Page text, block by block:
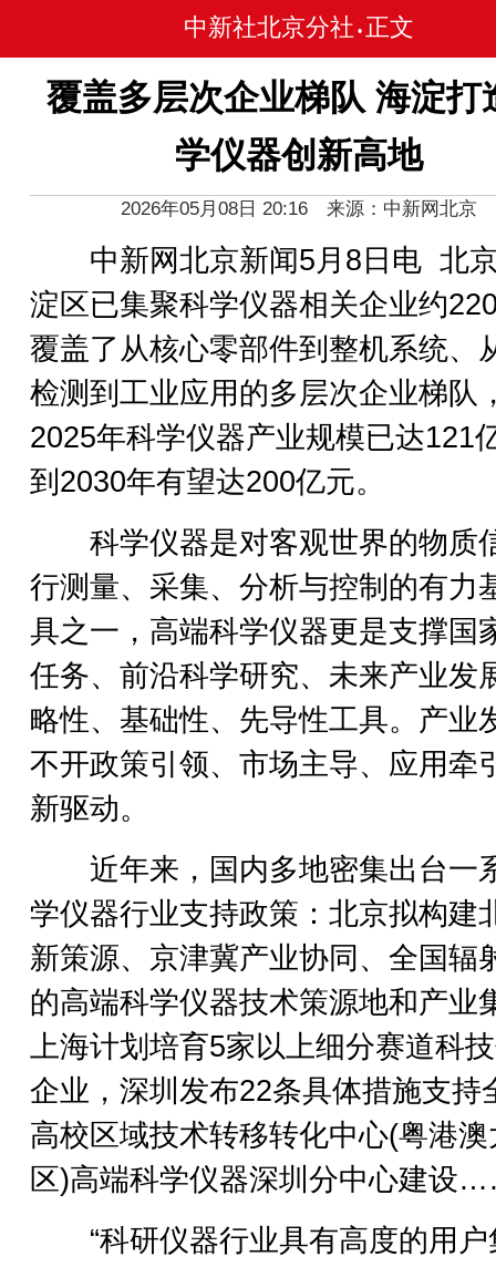
中新社北京分社 • 正文
覆盖多层次企业梯队 海淀打
学仪器创新高地
2026年05月08日 20:16 来源：中新网北京
中新网北京新闻5月8日电 北
淀区已集聚科学仪器相关企业约
覆盖了从核心零部件到整机系统、
检测到工业应用的多层次企业梯队
2025年科学仪器产业规模已达121
到2030年有望达200亿元。
科学仪器是对客观世界的物质
行测量、采集、分析与控制的有力
具之一，高端科学仪器更是支撑国
任务、前沿科学研究、未来产业发
略性、基础性、先导性工具。产业
不开政策引领、市场主导、应用牵
新驱动。
近年来，国内多地密集出台一
学仪器行业支持政策：北京拟构建
新策源、京津冀产业协同、全国辐
的高端科学仪器技术策源地和产业
上海计划培育5家以上细分赛道科
企业，深圳发布22条具体措施支持
高校区域技术转移转化中心(粤港澳
区)高端科学仪器深圳分中心建设
“科研仪器行业具有高度的用户